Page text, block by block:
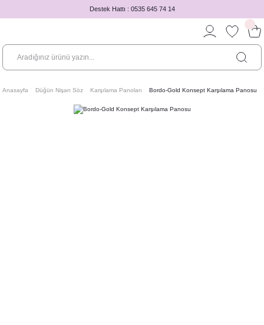
Destek Hattı : 0535 645 74 14
Anasayfa Düğün Nişan Söz Karşılama Panoları Bordo-Gold Konsept Karşılama Panosu